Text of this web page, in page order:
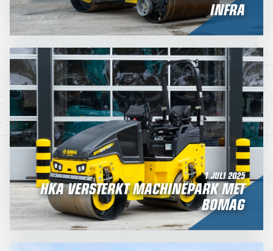
INFRA
1 JULI 2025
HKA VERSTERKT MACHINEPARK MET
BOMAG